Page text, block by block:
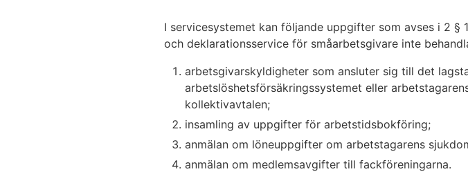
I servicesystemet kan följande uppgifter som avses i 2
och deklarationsservice för småarbetsgivare inte
arbetsgivarskyldigheter som ansluter sig till det
arbetslöshetsförsäkringssystemet eller
kollektivavtalen;
insamling av uppgifter för arbetstidsbokföring;
anmälan om löneuppgifter om arbetstagarens
anmälan om medlemsavgifter till fackföreningarna.